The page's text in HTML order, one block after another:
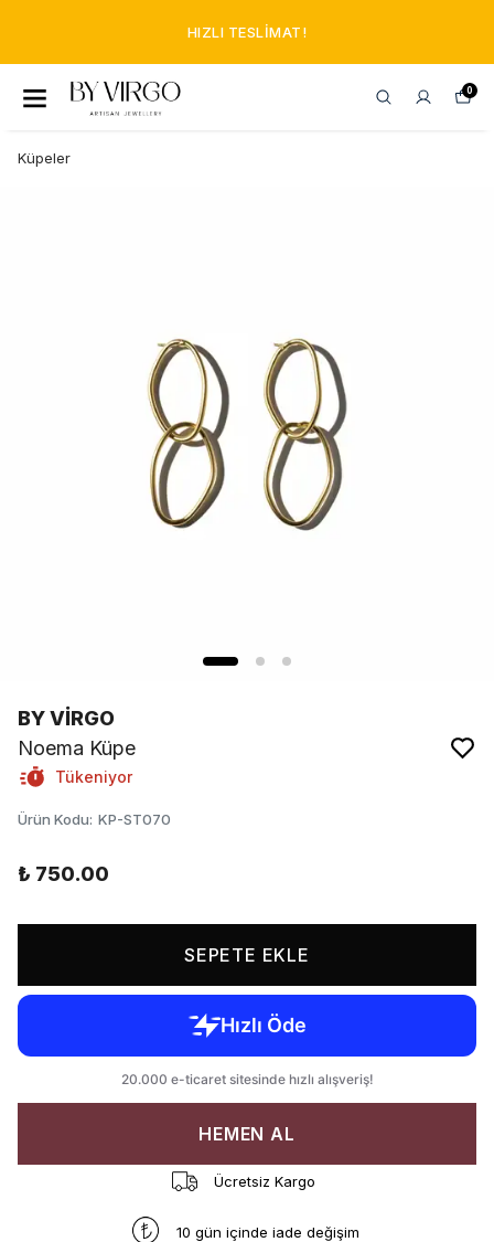
HIZLI TESLIMAT!
0
Küpeler
BY VİRGO
Noema Küpe
Tükeniyor
Ürün Kodu: KP-ST070
₺ 750.00
SEPETE EKLE
HEMEN AL
Ücretsiz Kargo
10 gün içinde iade değişim